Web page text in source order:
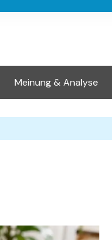
Meinung & Analyse